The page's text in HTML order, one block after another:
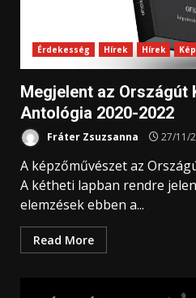
Érdekesség Hírek Hírek
Megjelent az Országút
Antológia 2020-2022
Fráter Zsuzsanna 27/11/
A képzőművészet az
A kétheti lapban rendre
elemzések ebben a...
Read More